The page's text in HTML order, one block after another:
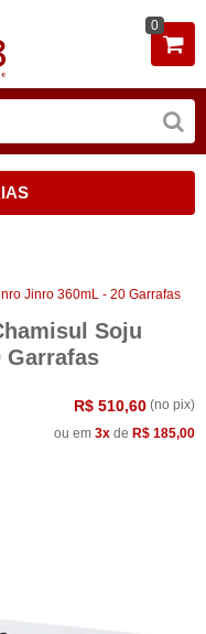
0
Jinro 360mL - 20 Garrafas
Soju
Garrafas
R$ 510,60 (no pix)
ou em 3x de R$ 185,00